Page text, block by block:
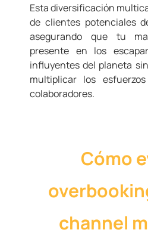
Esta diversificación
de clientes potenciales
asegurando que tu
presente en los
influyentes del planeta
multiplicar los
colaboradores.
Cómo
channel